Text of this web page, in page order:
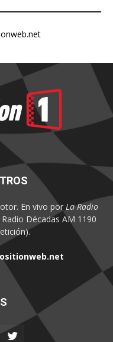
En vivo por La Radio
Décadas AM 1190